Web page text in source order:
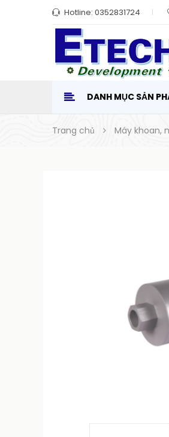
Hotline: 0352831724
DANH MỤC SẢN
Trang chủ Máy khoan,